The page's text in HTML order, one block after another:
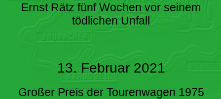
Ernst Rätz fünf Wochen vor seinem
tödlichen Unfall
13. Februar 2021
Großer Preis der Tourenwagen 1975